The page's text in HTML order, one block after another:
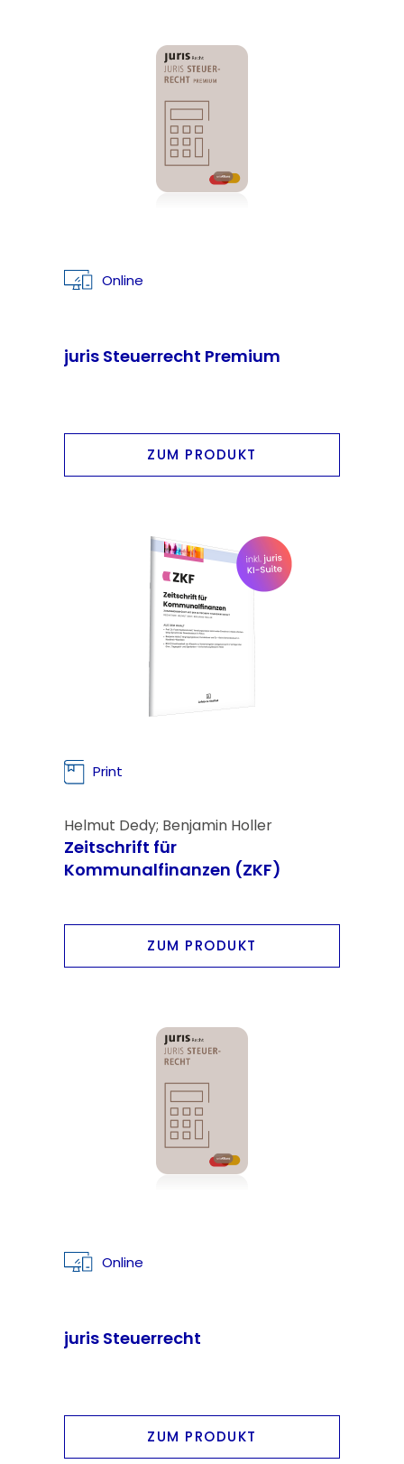
Online
juris Steuerrecht Premium
ZUM PRODUKT
Print
Helmut Dedy; Benjamin Holler
Zeitschrift für
Kommunalfinanzen (ZKF)
ZUM PRODUKT
Online
juris Steuerrecht
ZUM PRODUKT